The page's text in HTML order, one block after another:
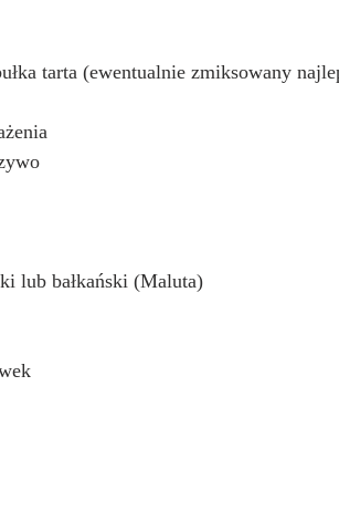
tarta (ewentualnie zmiksowany
lub bałkański (Maluta)